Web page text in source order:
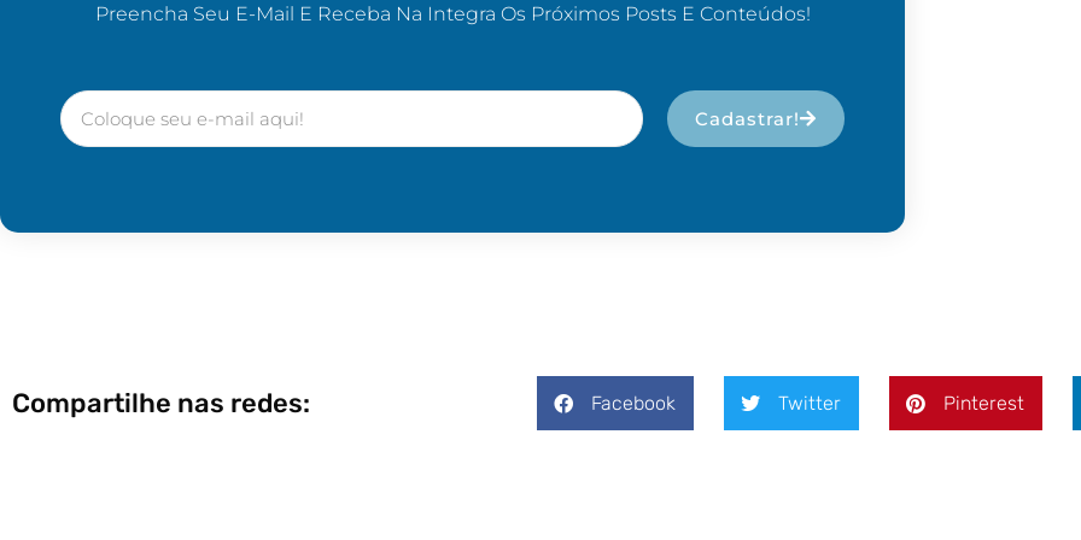
Preencha Seu E-Mail E Receba Na Integra Os Próximos Posts E Conteúdos!
Cadastrar!
Compartilhe nas redes: Facebook Twitter Pinterest